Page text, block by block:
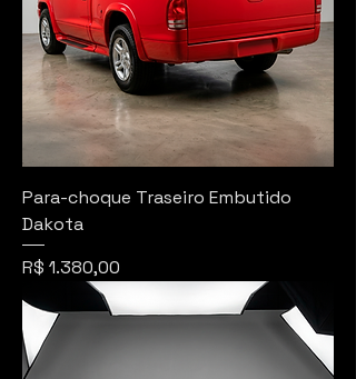
Para-choque Traseiro Embutido
Dakota
Preço
R$ 1.380,00